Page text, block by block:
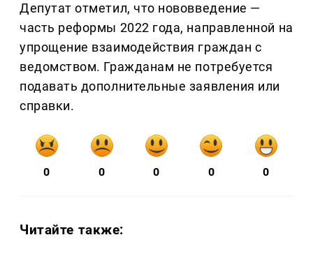
Депутат отметил, что нововведение —
часть реформы 2022 года, направленной на
упрощение взаимодействия граждан с
ведомством. Гражданам не потребуется
подавать дополнительные заявления или
справки.
0 0 0 0 0
Читайте также: